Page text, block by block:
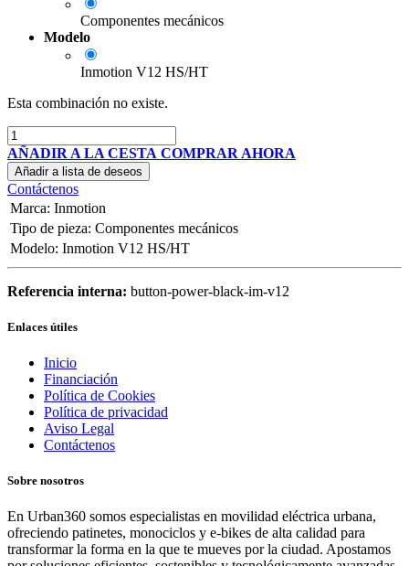
Componentes mecánicos
Modelo
Inmotion V12 HS/HT
Esta combinación no existe.
AÑADIR A LA CESTA COMPRAR AHORA
Añadir a lista de deseos
Contáctenos
Marca: Inmotion
Tipo de pieza: Componentes mecánicos
Modelo: Inmotion V12 HS/HT
Referencia interna: button-power-black-im-v12
Enlaces útiles
Inicio
Financiación
Política de Cookies
Política de privacidad
Aviso Legal
Contáctenos
Sobre nosotros
En Urban360 somos especialistas en movilidad eléctrica urbana,
ofreciendo patinetes, monociclos y e-bikes de alta calidad para
transformar la forma en la que te mueves por la ciudad. Apostamos